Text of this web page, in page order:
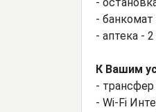
-
- аптека -
К Вашим
- трансфер
- Wi-Fi